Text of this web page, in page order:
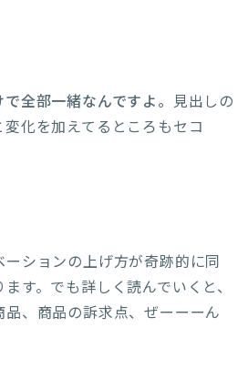
全部一緒なんですよ。 見出しの
化を加えてるところもセコ
ーションの上げ方が奇跡的に同
す。でも詳しく読んでいくと、
、商品の訴求点、ぜーーーん